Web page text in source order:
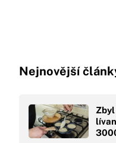
Nejnovější